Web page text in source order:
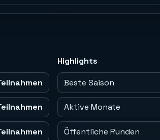
Highlights
Beste Saison
Aktive Monate
Öffentliche Runden